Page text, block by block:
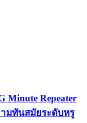
Minute Repeater
มทันสมัยระดับหรู